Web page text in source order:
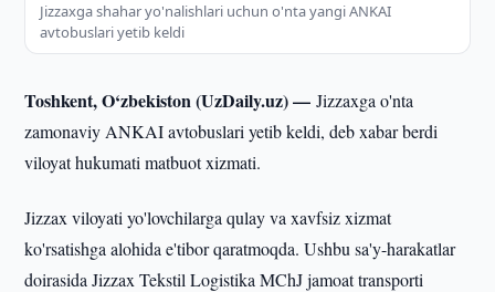
Jizzaxga shahar yo'nalishlari uchun o'nta yangi ANKAI
avtobuslari yetib keldi
Toshkent, O‘zbekiston (UzDaily.uz) —Jizzaxga o'nta
zamonaviy ANKAI avtobuslari yetib keldi, deb xabar berdi
viloyat hukumati matbuot xizmati.
Jizzax viloyati yo'lovchilarga qulay va xavfsiz xizmat
ko'rsatishga alohida e'tibor qaratmoqda. Ushbu sa'y-harakatlar
doirasida Jizzax Tekstil Logistika MChJ jamoat transporti